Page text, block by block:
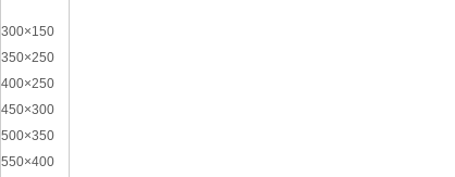
300×150
350×250
400×250
450×300
500×350
550×400